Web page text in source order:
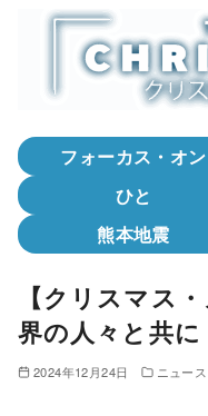
フォーカス・オン
ひと
熊本地震
【クリスマス
界の人々と共
2024年12月24日 ニュース